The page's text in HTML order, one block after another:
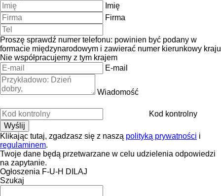
Imię
Firma
Proszę sprawdź numer telefonu: powinien być podany w
formacie międzynarodowym i zawierać numer kierunkowy kraju
Nie współpracujemy z tym krajem
E-mail
Wiadomość
Kod kontrolny
Klikając tutaj, zgadzasz się z naszą polityką prywatności i
regulaminem.
Twoje dane będą przetwarzane w celu udzielenia odpowiedzi
na zapytanie.
Ogłoszenia F-U-H DILAJ
Szukaj